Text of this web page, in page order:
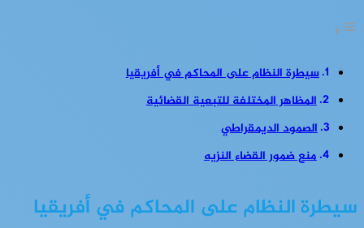
سيطرة النظام على المحاكم في أفريقيا
المظاهر المختلفة للتبعية القضائية
الصمود الديمقراطي
منع ضمور القضاء النزيه
سيطرة النظام على المحاكم في أفريقيا